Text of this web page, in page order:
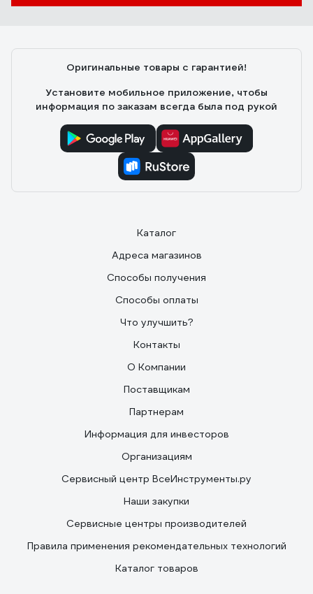
Оригинальные товары с гарантией!
Установите мобильное приложение, чтобы
информация по заказам всегда была под рукой
Каталог
Адреса магазинов
Способы получения
Способы оплаты
Что улучшить?
Контакты
О Компании
Поставщикам
Партнерам
Информация для инвесторов
Организациям
Сервисный центр ВсеИнструменты.ру
Наши закупки
Сервисные центры производителей
Правила применения рекомендательных технологий
Каталог товаров